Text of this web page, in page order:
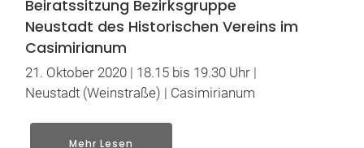
Beiratssitzung Bezirksgruppe
Neustadt des Historischen Vereins im
Casimirianum
21. Oktober 2020 | 18.15 bis 19.30 Uhr |
Neustadt (Weinstraße) | Casimirianum
Mehr Lesen